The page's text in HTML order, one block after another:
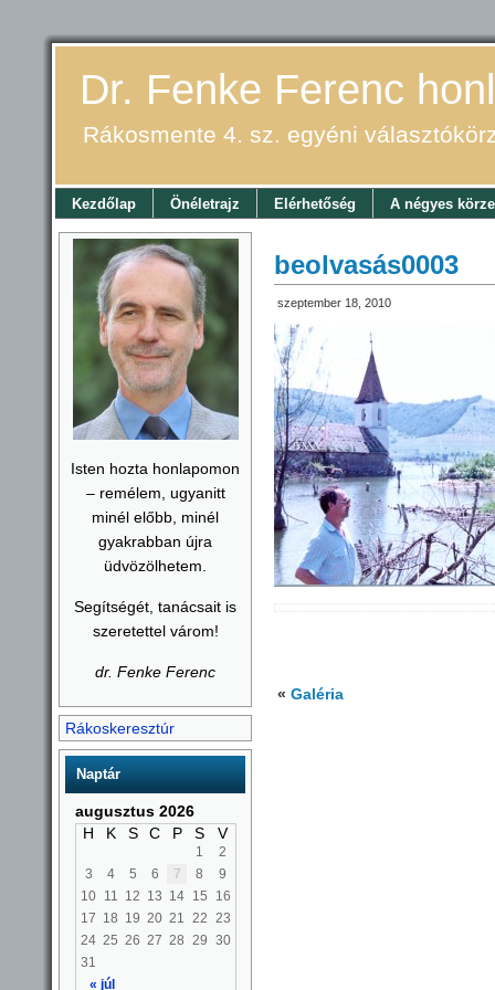
Dr. Fenke Ferenc
Rákosmente 4. sz. egyéni
Kezdőlap Önéletrajz Elérhetőség A négyes
Isten hozta honlapomon
– remélem, ugyanitt
minél előbb, minél
gyakrabban újra
üdvözölhetem.
Segítségét, tanácsait is
szeretettel várom!
dr. Fenke Ferenc
Rákoskeresztúr
Naptár
augusztus 2026
H
K S C P S V
« júl
1
2
3
4 5 6 7 8
9
10 11 12 13 14 15
16
17 18 19 20 21 22 23
24 25 26 27 28 29 30
31
beolvasás0003
szeptember 18, 2010
« Galéria